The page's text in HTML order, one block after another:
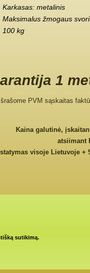
Karkasas: metalinis
Maksimalus žmogaus
100 kg
1
Išrašome PVM sąskaitas
Kaina galutinė,
atsiimant
visoje Lietuvoje +
sutikimą.